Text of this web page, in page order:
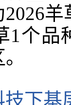
1个品
下基